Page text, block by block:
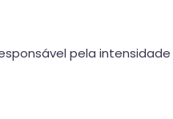
pela